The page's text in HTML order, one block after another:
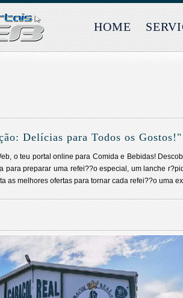
HOME
Delícias para Todos os Gostos!"
o teu portal online para Comida e Bebidas!
para preparar uma refei??o especial, um lanche
as melhores ofertas para tornar cada refei??o uma